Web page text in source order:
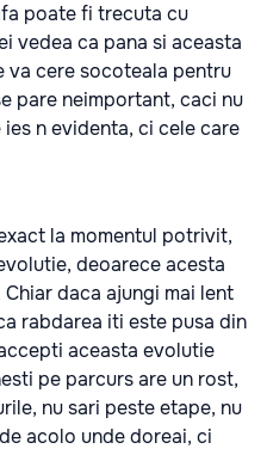
poate fi trecuta cu
vedea ca pana si aceasta
va cere socoteala pentru
pare neimportant, caci nu
n evidenta, ci cele care
la momentul potrivit,
deoarece acesta
daca ajungi mai lent
rabdarea iti este pusa din
aceasta evolutie
pe parcurs are un rost,
nu sari peste etape, nu
acolo unde doreai, ci